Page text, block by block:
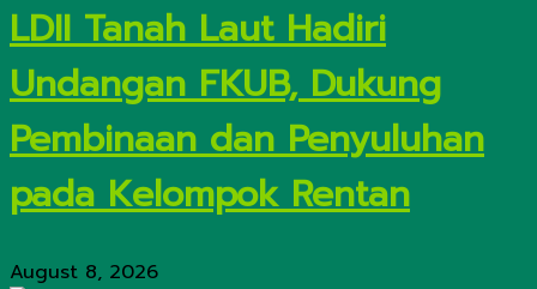
LDII Tanah Laut Hadiri
Undangan FKUB, Dukung
Pembinaan dan Penyuluhan
pada Kelompok Rentan
August 8, 2026